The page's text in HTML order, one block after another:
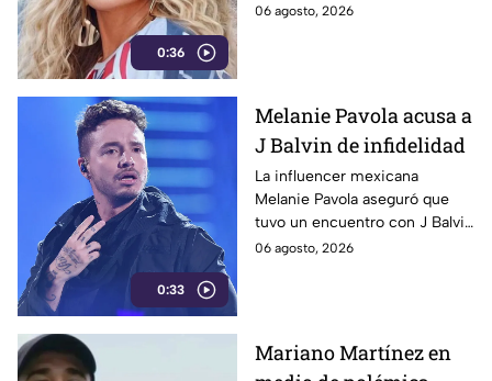
0:36
cancerígeno, el cual fue
completo su forma de ver la
vida.
06 agosto, 2026
0:33
Melanie Pavola acusa a
J Balvin de infidelidad
La influencer mexicana
Melanie Pavola aseguró que
tuvo un encuentro con J Balvin
cuando el cantante ya
06 agosto, 2026
Mariano Martínez en